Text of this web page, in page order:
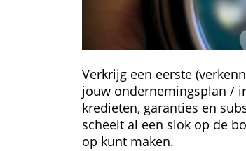
Verkrijg een eerste
jouw ondernemingsplan /
kredieten, garanties en
scheelt al een slok op de
op kunt maken.